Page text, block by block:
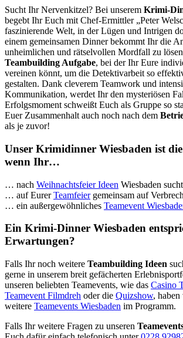
Sucht Ihr Nervenkitzel? Bei unserem Krimi-
begebt Ihr Euch mit Chef-Ermittler „Peter
faszinierende Welt, in der Lügen und Intrigen
einem gemeinsamen Dinner bekommt Ihr die
unheimlichen und rätselvollen Mordfall zu
Teambuilding Aufgabe, bei der Ihr Eure
vereinen könnt, um die Detektivarbeit so
gestalten. Dank cleverem Teamwork und
Kommunikation, werdet Ihr den mysteriösen
Erfolgsmoment schweißt Euch als Gruppe so
Euer Zusammenhalt auch noch nach dem
als je zuvor!
Unser Krimidinner Wiesbaden ist die
wenn Ihr…
… nach Weihnachtsfeier Ideen Wiesbaden
… auf EurerTeamfeiergemeinsam auf
… ein außergewöhnliches Teamevent
Ein Krimi-Dinner Wiesbaden
Erwartungen?
Falls Ihr noch weitere Teambuilding Ideen
gerne in unserem breit gefächerten
unseren beliebten Teamevents, wie das Casino
Teamevent Filmdreh oder die Quizshow,
weitere Teamevents Wiesbaden im Programm.
Falls Ihr weitere Fragen zu unseren